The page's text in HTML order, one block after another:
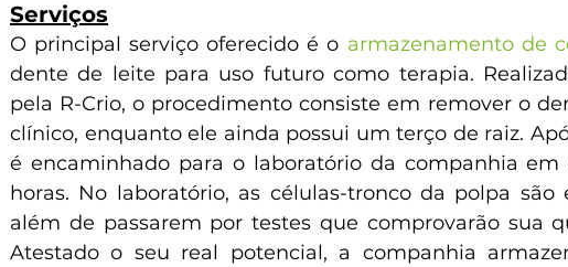
Serviços
O principal serviço oferecido é o armazenamento de
dente de leite para uso futuro como terapia.
pela R-Crio, o procedimento consiste em remover o
clínico, enquanto ele ainda possui um terço de raiz.
é encaminhado para o laboratório da companhia
horas. No laboratório, as células-tronco da polpa são
além de passarem por testes que comprovarão sua
Atestado o seu real potencial, a companhia